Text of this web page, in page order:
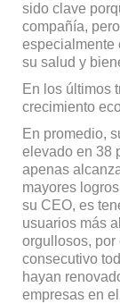
sido clave
compañía,
especialmente
su salud y
En los últimos
crecimiento
En promedio,
elevado en 38
apenas
mayores
su CEO, es
usuarios más
orgullosos, por
consecutivo
hayan
empresas en